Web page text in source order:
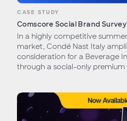
CASE STUDY
Comscore Social Brand
In a highly competitive
market, Condé Nast Italy
consideration for a Beverage
through a social-only